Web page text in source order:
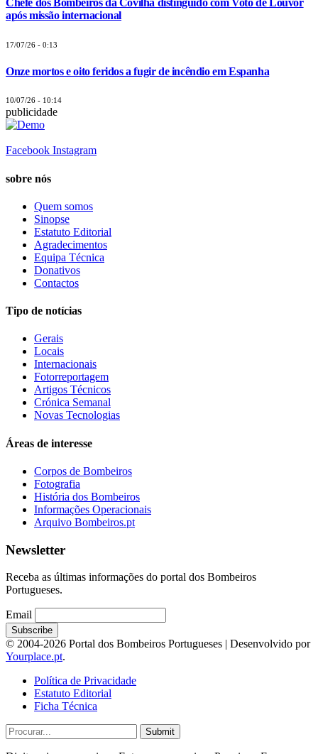
Chefe dos Bombeiros da Covilhã distinguido com Voto de Louvor
após missão internacional
17/07/26 - 0:13
Onze mortos e oito feridos a fugir de incêndio em Espanha
10/07/26 - 10:14
publicidade
Facebook Instagram
sobre nós
Quem somos
Sinopse
Estatuto Editorial
Agradecimentos
Equipa Técnica
Donativos
Contactos
Tipo de notícias
Gerais
Locais
Internacionais
Fotorreportagem
Artigos Técnicos
Crónica Semanal
Novas Tecnologias
Áreas de interesse
Corpos de Bombeiros
Fotografia
História dos Bombeiros
Informações Operacionais
Arquivo Bombeiros.pt
Newsletter
Receba as últimas informações do portal dos Bombeiros
Portugueses.
Email
© 2004-2026 Portal dos Bombeiros Portugueses | Desenvolvido por
Yourplace.pt.
Política de Privacidade
Estatuto Editorial
Ficha Técnica
Submit